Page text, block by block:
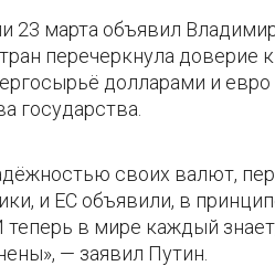
23 марта объявил
перечеркнула доверие
долларами и евро
государства.
своих валют,
и ЕС объявили, в
в мире каждый
— заявил Путин.